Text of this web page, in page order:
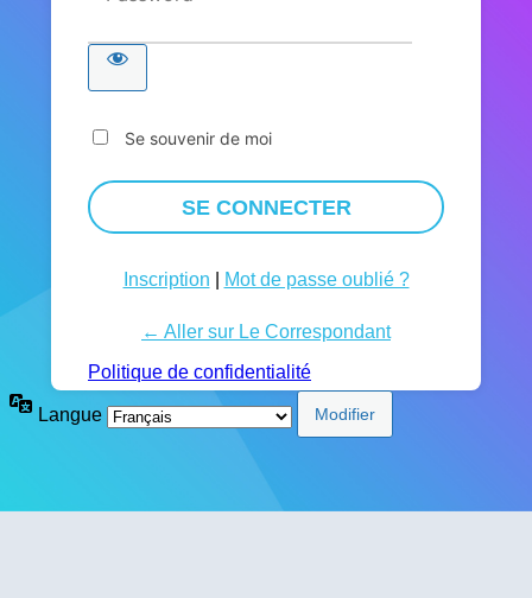
Se souvenir de moi
Inscription Mot de passe oublié ?
← Aller sur Le Correspondant
Politique de confidentialité
Langue